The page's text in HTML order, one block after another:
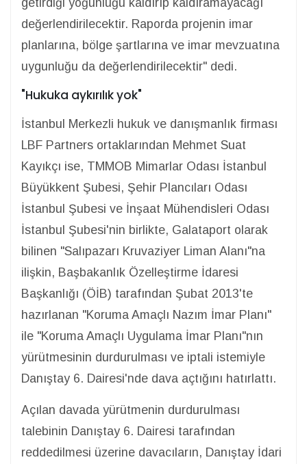
değerlendirilecektir. Raporda projenin imar
planlarına, bölge şartlarına ve imar mevzuatına
uygunluğu da değerlendirilecektir" dedi.
"Hukuka aykırılık yok"
İstanbul Merkezli hukuk ve danışmanlık firması
LBF Partners ortaklarından Mehmet Suat
Kayıkçı ise, TMMOB Mimarlar Odası İstanbul
Büyükkent Şubesi, Şehir Plancıları Odası
İstanbul Şubesi ve İnşaat Mühendisleri Odası
İstanbul Şubesi'nin birlikte, Galataport olarak
bilinen "Salıpazarı Kruvaziyer Liman Alanı"na
ilişkin, Başbakanlık Özelleştirme İdaresi
Başkanlığı (ÖİB) tarafından Şubat 2013'te
hazırlanan "Koruma Amaçlı Nazım İmar Planı"
ile "Koruma Amaçlı Uygulama İmar Planı"nın
yürütmesinin durdurulması ve iptali istemiyle
Danıştay 6. Dairesi'nde dava açtığını hatırlattı.
Açılan davada yürütmenin durdurulması
talebinin Danıştay 6. Dairesi tarafından
reddedilmesi üzerine davacıların, Danıştay İdari